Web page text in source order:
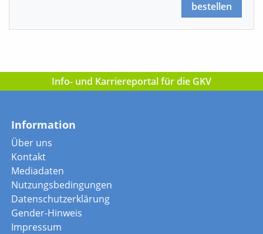
bestellen
Info- und Karriereportal für die GKV
Information
Über uns
Kontakt
Mediadaten
Nutzungsbedingungen
Datenschutzerklärung
Gender-Hinweis
Impressum